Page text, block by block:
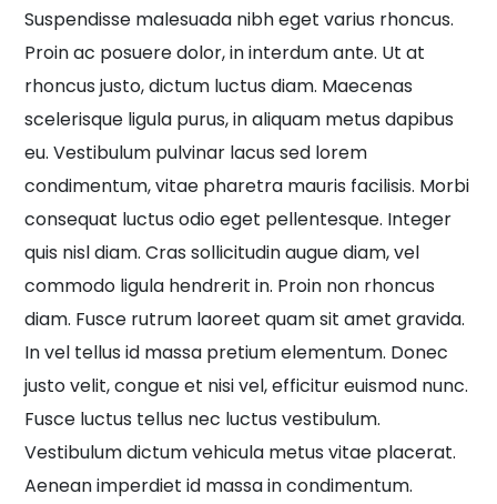
Suspendisse malesuada nibh eget varius rhoncus.
Proin ac posuere dolor, in interdum ante. Ut at
rhoncus justo, dictum luctus diam. Maecenas
scelerisque ligula purus, in aliquam metus dapibus
eu. Vestibulum pulvinar lacus sed lorem
condimentum, vitae pharetra mauris facilisis. Morbi
consequat luctus odio eget pellentesque. Integer
quis nisl diam. Cras sollicitudin augue diam, vel
commodo ligula hendrerit in. Proin non rhoncus
diam. Fusce rutrum laoreet quam sit amet gravida.
In vel tellus id massa pretium elementum. Donec
justo velit, congue et nisi vel, efficitur euismod nunc.
Fusce luctus tellus nec luctus vestibulum.
Vestibulum dictum vehicula metus vitae placerat.
Aenean imperdiet id massa in condimentum.